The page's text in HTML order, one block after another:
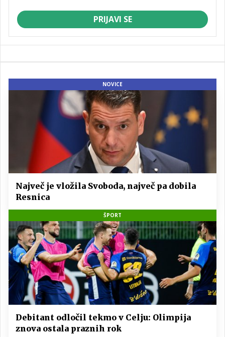
PRIJAVI SE
NOVICE
Največ je vložila Svoboda, največ pa dobila
Resnica
ŠPORT
Debitant odločil tekmo v Celju: Olimpija
znova ostala praznih rok